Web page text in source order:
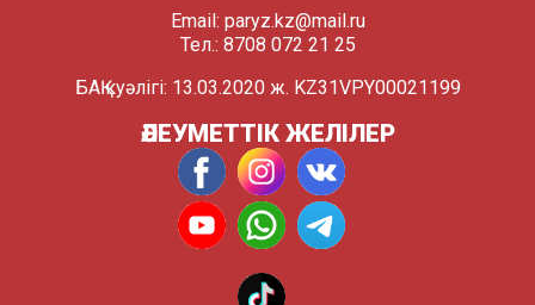
Email: paryz.kz@mail.ru
Тел.: 8708 072 21 25
БАҚ куәлігі: 13.03.2020 ж. KZ31VPY00021199
ӘЛЕУМЕТТІК ЖЕЛІЛЕР